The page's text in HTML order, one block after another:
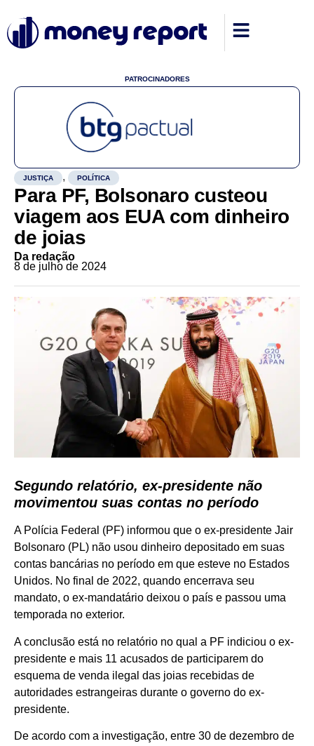
PATROCINADORES
JUSTIÇA , POLÍTICA
Para PF, Bolsonaro custeou
viagem aos EUA com dinheiro
de joias
Da redação
8 de julho de 2024
Segundo relatório, ex-presidente não
movimentou suas contas no período
A Polícia Federal (PF) informou que o ex-presidente Jair
Bolsonaro (PL) não usou dinheiro depositado em suas
contas bancárias no período em que esteve no Estados
Unidos. No final de 2022, quando encerrava seu
mandato, o ex-mandatário deixou o país e passou uma
temporada no exterior.
A conclusão está no relatório no qual a PF indiciou o ex-
presidente e mais 11 acusados de participarem do
esquema de venda ilegal das joias recebidas de
autoridades estrangeiras durante o governo do ex-
presidente.
De acordo com a investigação, entre 30 de dezembro de